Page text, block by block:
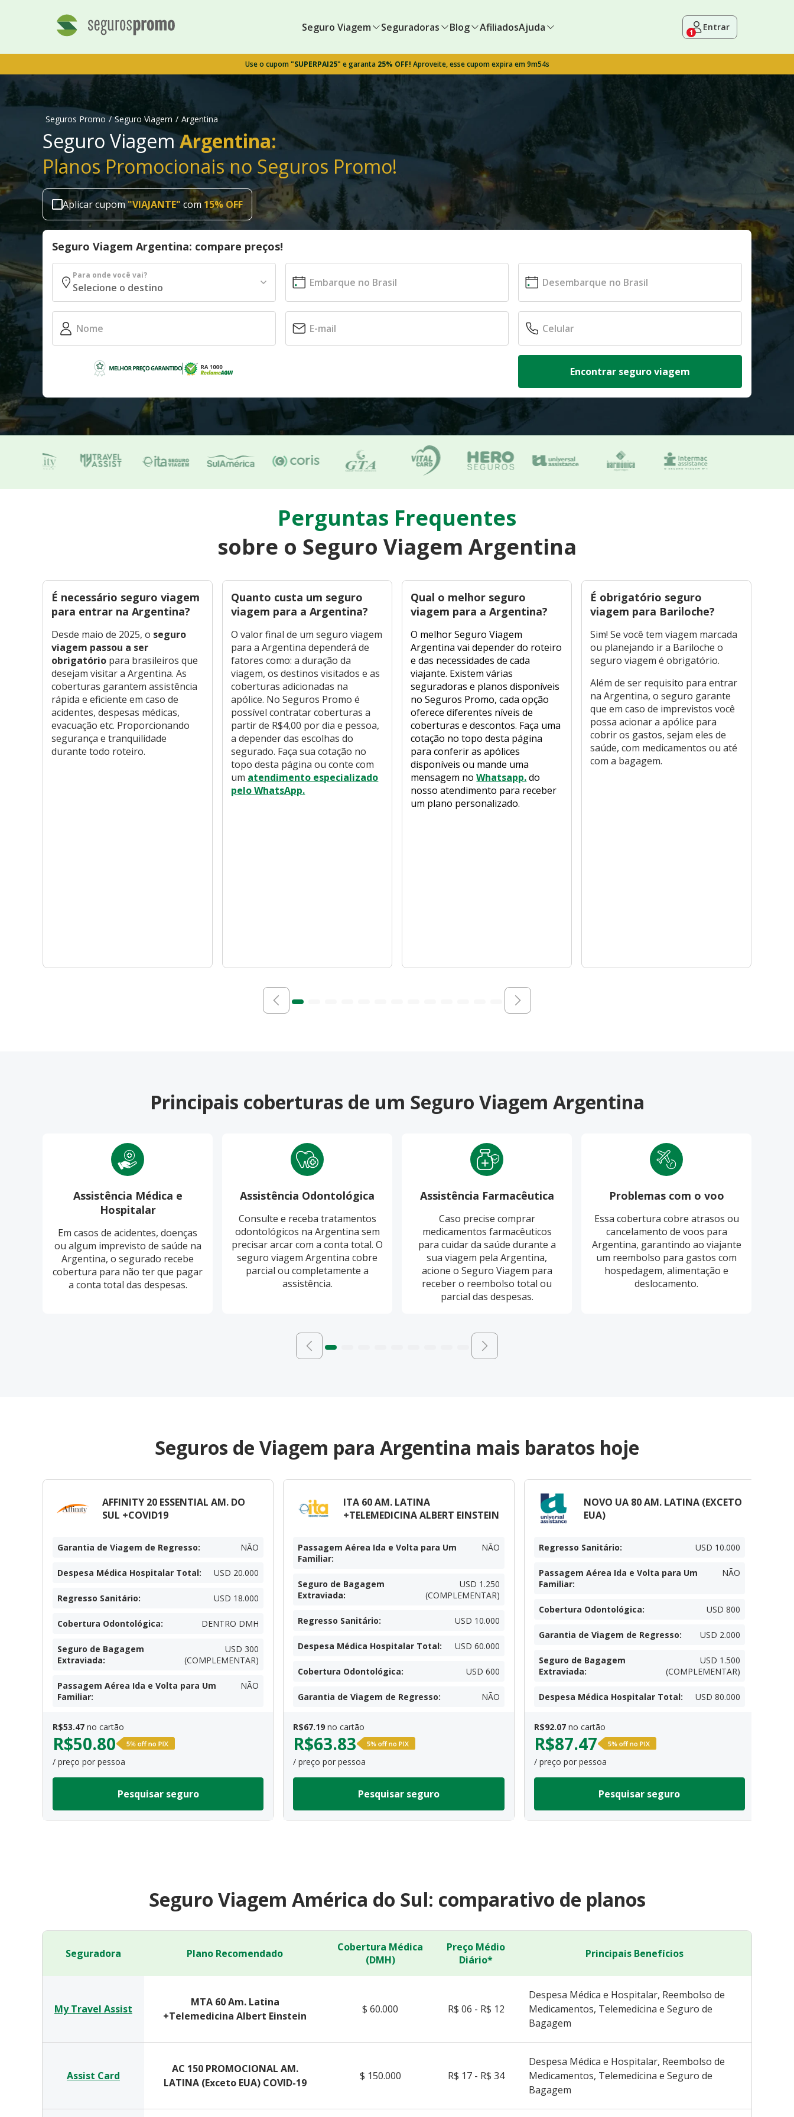
Seguro Viagem Seguradoras Blog AfiliadosAjuda 1 Entrar
Use o cupom"SUPERPAI25" e garanta 25% OFF! Aproveite, esse cupom expira em 9m53s
Seguros Promo / Seguro Viagem / Argentina
Seguro ViagemArgentina:
Planos Promocionais no Seguros Promo!
Aplicar cupom"VIAJANTE" com 15% OFF
Seguro Viagem Argentina: compare preços!
Para onde você vai?
Encontrar seguro viagem
Perguntas Frequentes
sobre o Seguro Viagem Argentina
É necessário seguro viagem
para entrar na Argentina?
Desde maio de 2025, o seguro
viagem passou a ser
obrigatório para brasileiros que
desejam visitar a Argentina. As
coberturas garantem assistência
rápida e eficiente em caso de
acidentes, despesas médicas,
evacuação etc. Proporcionando
segurança e tranquilidade
durante todo roteiro.
Quanto custa um seguro
viagem para a Argentina?
O valor final de um seguro viagem
para a Argentina dependerá de
fatores como: a duração da
viagem, os destinos visitados e as
coberturas adicionadas na
apólice. No Seguros Promo é
possível contratar coberturas a
partir de R$4,00 por dia e pessoa,
a depender das escolhas do
segurado. Faça sua cotação no
topo desta página ou conte com
um atendimento especializado
pelo WhatsApp.
Qual o melhor seguro
viagem para a Argentina?
O melhor Seguro Viagem
Argentina vai depender do roteiro
e das necessidades de cada
viajante. Existem várias
seguradoras e planos disponíveis
no Seguros Promo, cada opção
oferece diferentes níveis de
coberturas e descontos. Faça uma
cotação no topo desta página
para conferir as apólices
disponíveis ou mande uma
mensagem noWhatsapp.do
nosso atendimento para receber
um plano personalizado.
É obrigatório seguro
viagem para Bariloche?
Sim! Se você tem viagem marcada
ou planejando ir a Bariloche o
seguro viagem é obrigatório.
Além de ser requisito para entrar
na Argentina, o seguro garante
que em caso de imprevistos você
possa acionar a apólice para
cobrir os gastos, sejam eles de
saúde, com medicamentos ou até
com a bagagem.
Principais coberturas de um Seguro Viagem Argentina
Assistência Médica e
Hospitalar
Em casos de acidentes, doenças
ou algum imprevisto de saúde na
Argentina, o segurado recebe
cobertura para não ter que pagar
a conta total das despesas.
Assistência Odontológica
Consulte e receba tratamentos
odontológicos na Argentina sem
precisar arcar com a conta total. O
seguro viagem Argentina cobre
parcial ou completamente a
assistência.
Assistência Farmacêutica
Caso precise comprar
medicamentos farmacêuticos
para cuidar da saúde durante a
sua viagem pela Argentina,
acione o Seguro Viagem para
receber o reembolso total ou
parcial das despesas.
Problemas com o voo
Essa cobertura cobre atrasos ou
cancelamento de voos para
Argentina, garantindo ao viajante
um reembolso para gastos com
hospedagem, alimentação e
deslocamento.
Seguros de Viagem para Argentina mais baratos hoje
AFFINITY 20 ESSENTIAL AM. DO
SUL +COVID19
Garantia de Viagem de Regresso: NÃO
Despesa Médica Hospitalar Total: USD 20.000
Regresso Sanitário: USD 18.000
Cobertura Odontológica: DENTRO DMH
Seguro de Bagagem
Extraviada:
USD 300
(COMPLEMENTAR)
Passagem Aérea Ida e Volta para Um
Familiar:
NÃO
R$53.47 no cartão
R$50.80
/ preço por pessoa
Pesquisar seguro
ITA 60 AM. LATINA
+TELEMEDICINA ALBERT EINSTEIN
Passagem Aérea Ida e Volta para Um
Familiar:
NÃO
Seguro de Bagagem
Extraviada:
USD 1.250
(COMPLEMENTAR)
Regresso Sanitário: USD 10.000
Despesa Médica Hospitalar Total: USD 60.000
Cobertura Odontológica: USD 600
Garantia de Viagem de Regresso: NÃO
R$67.19 no cartão
R$63.83
/ preço por pessoa
Pesquisar seguro
NOVO UA 80 AM. LATINA (EXCETO
EUA)
Regresso Sanitário: USD 10.000
Passagem Aérea Ida e Volta para Um
Familiar:
NÃO
Cobertura Odontológica: USD 800
Garantia de Viagem de Regresso: USD 2.000
Seguro de Bagagem
Extraviada:
USD 1.500
(COMPLEMENTAR)
Despesa Médica Hospitalar Total: USD 80.000
R$92.07no cartão
R$87.47
/ preço por pessoa
Pesquisar seguro
Seguro Viagem América do Sul: comparativo de planos
Seguradora Plano Recomendado
Cobertura Médica
(DMH)
Preço Médio
Diário*
Principais Benefícios
My Travel Assist
MTA 60 Am. Latina
+Telemedicina Albert Einstein
$ 60.000 R$ 06 - R$ 12
Despesa Médica e Hospitalar, Reembolso de
Medicamentos, Telemedicina e Seguro de
Bagagem
Assist Card
AC 150 PROMOCIONAL AM.
LATINA (Exceto EUA) COVID-19
$ 150.000 R$ 17 - R$ 34
Despesa Médica e Hospitalar, Reembolso de
Medicamentos, Telemedicina e Seguro de
Bagagem